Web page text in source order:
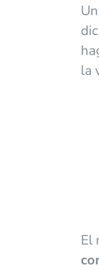
la
El